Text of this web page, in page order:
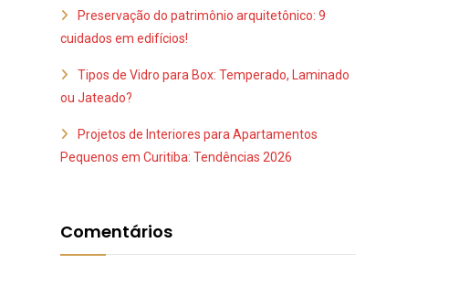
Preservação do patrimônio arquitetônico: 9
cuidados em edifícios!
Tipos de Vidro para Box: Temperado, Laminado
ou Jateado?
Projetos de Interiores para Apartamentos
Pequenos em Curitiba: Tendências 2026
Comentários